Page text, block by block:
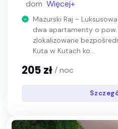
dom Więcej+
Mazurski Raj -
dwa apartamenty o
zlokalizowane
Kuta w Kutach ko...
205 zł/ noc